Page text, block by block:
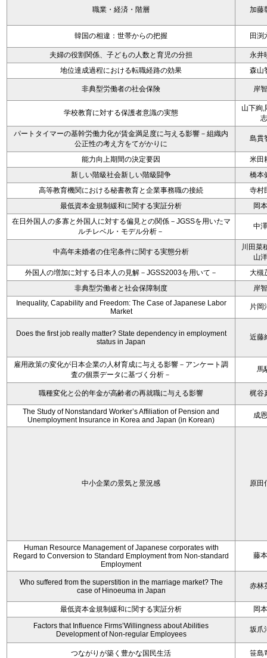
職業・経済・階層 加藤
韓国の相違：世帯からの把握 田渕
夫婦の役割関係、子どもの人数と育児の分担
永井
地位達成過程における転職経路の効果
森山
非典型労働者の社会保険 岸
学校教育に対する保護者意識の実態
山下絢,
志
パートタイマーの基幹労働力化が賃金満足度に与える影響－組織内
公正性の考え方をてがかりに
島貫
能力向上期間の決定要因
米田
新しい階級社会新しい階級闘争
橋本
高等教育機関における秘書教育と企業事務職の接続
寺村
最低資本金規制緩和に関する実証分析
岡
在日外国人の多寡と外国人に対する偏見との関係－JGSSを用いたマ
ルチレベル・モデル分析－
中
中高年未婚者の住宅条件に関する実態分析
川田菜
山
外国人の増加に対する日本人の見解－JGSS2003を用いて－
大槻
非典型労働者と社会保障制度
岸
Inequality, Capability and Freedom: The Case of Japanese Labor
Market
片岡
Does the first job really matter? State dependency in employment
status in Japan
近藤
雇用政策の変化が日本企業の人材育成に与える影響－アンケート調
査の個票データに基づく分析－
馬
職種変化と公的年金が高齢者の再就職に与える影響 梶谷
The Study of Nonstandard Worker’s Affiliation of Pension and
Unemployment Insurance in Korea and Japan (in Korean)
成
中小企業の景気と景況感 原田
Human Resource Management of Japanese corporates with
Regard to Conversion to Standard Employment from Non-standard
Employment
藤
Who suffered from the superstition in the marriage market? The
case of Hinoeuma in Japan
赤林
最低資本金規制緩和に関する実証分析
岡
Factors that Influence Firms’Willingness about Abilities
Development of Non-regular Employees
坂爪
つながりが築く豊かな国民生活 笹島